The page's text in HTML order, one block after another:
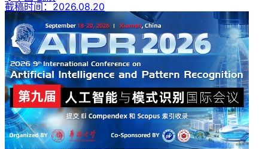
截稿时间： 2026.08.20